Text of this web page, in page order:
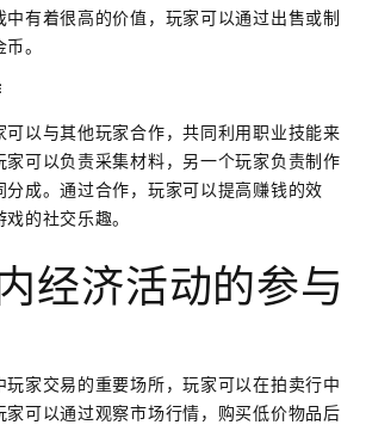
中有着很高的价值，玩家可以通过出售或制
。
可以与其他玩家合作，共同利用职业技能来
家可以负责采集材料，另一个玩家负责制作
分成。通过合作，玩家可以提高赚钱的效
的社交乐趣。
经济活动的参与
玩家交易的重要场所，玩家可以在拍卖行中
家可以通过观察市场行情，购买低价物品后